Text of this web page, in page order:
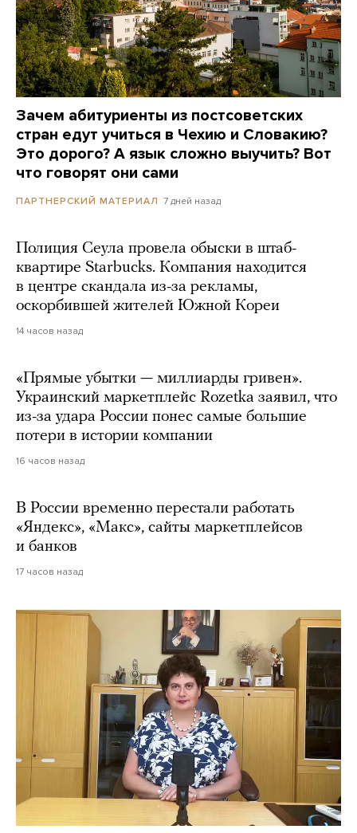
Зачем абитуриенты из постсоветских
стран едут учиться в Чехию и Словакию?
Это дорого? А язык сложно выучить? Вот
что говорят они сами
ПАРТНЕРСКИЙ МАТЕРИАЛ 7 дней назад
Полиция Сеула провела обыски в штаб-
квартире Starbucks. Компания находится
в центре скандала из-за рекламы,
оскорбившей жителей Южной Кореи
14 часов назад
«Прямые убытки — миллиарды гривен».
Украинский маркетплейс Rozetka заявил, что
из-за удара России понес самые большие
потери в истории компании
16 часов назад
В России временно перестали работать
«Яндекс», «Макс», сайты маркетплейсов
и банков
17 часов назад